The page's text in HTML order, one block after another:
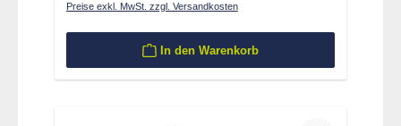
Preise exkl. MwSt. zzgl. Versandkosten
In den Warenkorb